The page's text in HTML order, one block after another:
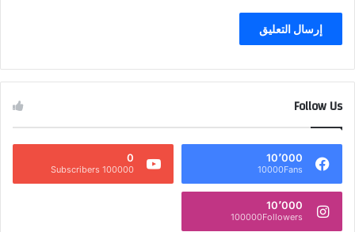
Follow Us
10٬000
10000Fans
0
100000 Subscribers
10٬000
100000Followers